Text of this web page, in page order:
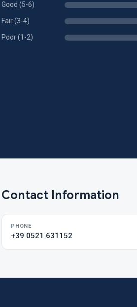
Good (5-6)
Fair (3-4)
Poor (1-2)
Contact Information
PHONE
+39 0521 631152